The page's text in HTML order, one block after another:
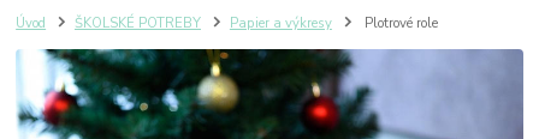
Úvod ŠKOLSKÉ POTREBY Papier a výkresy Plotrové role